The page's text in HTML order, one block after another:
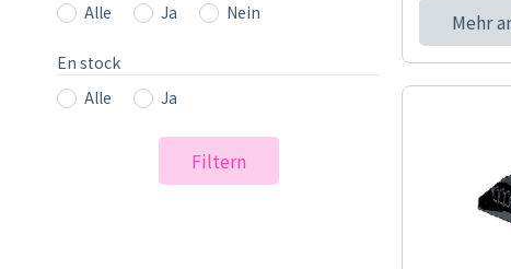
Alle
Ja Nein
En stock
Alle
Ja
Filtern
Mehr